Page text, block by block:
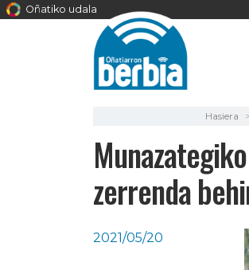
Oñatiko udala
Hasiera
zerrenda
2021/05/20